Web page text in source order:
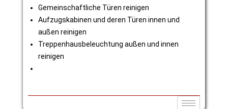
Gemeinschaftliche Türen reinigen
Aufzugskabinen und deren Türen innen und
außen reinigen
Treppenhausbeleuchtung außen und innen
reinigen